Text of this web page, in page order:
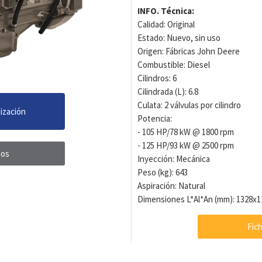
INFO. Técnica:
Calidad: Original
Estado: Nuevo, sin uso
Origen: Fábricas John Deere
‍Combustible: Diesel
Cilindros: 6
Cilindrada (L): 6.8
Culata: 2 válvulas por cilindro
Potencia:
- 105 HP/78 kW @ 1800 rpm
- 125 HP/93 kW @ 2500 rpm
Inyección: Mecánica
Peso (kg): 643
Aspiración: Natural
Dimensiones L*Al*An (mm):